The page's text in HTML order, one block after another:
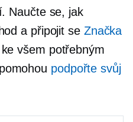
Naučte se, jak
a připojit se Značka
všem potřebným
podpořte svůj